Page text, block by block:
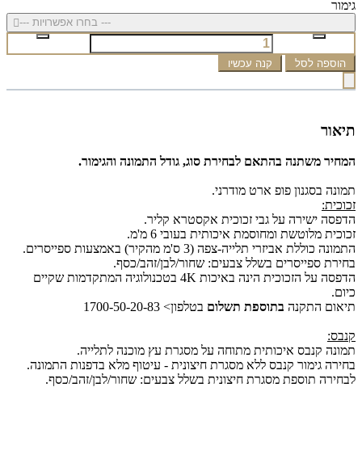
גימור
--- בחרו אפשרויות ---
הוספה לסל קנה עכשיו
תיאור
המחיר משתנה בהתאם לבחירת סוג, גודל התמונה והגימור.
תמונה בסגנון פופ ארט מודרני.
זכוכית:
הדפסה ישירה על גבי זכוכית אקסטרא קליר.
זכוכית מלוטשת ומחוסמת איכותית בעובי 6 מ'מ.
התמונה כוללת אביזרי תלייה-צפה (3 ס'מ מהקיר) באמצעות ספייסרים.
בחירת ספייסרים בשלל צבעים: שחור/לבן/זהב/כסף.
הדפסה על הזכוכית הינה באיכות 4K בטכנולוגיה המתקדמות שקיים
כיום.
תיאום התקנה בתוספת תשלום בטלפון> 1700-50-20-83
קנבס:
תמונה קנבס איכותית מתוחה על מסגרת עץ מוכנה לתלייה.
בחירה גימור קנבס ללא מסגרת חיצונית - עיטוף מלא בדפנות התמונה.
לבחירה תוספת מסגרת חיצונית בשלל צבעים: שחור/לבן/זהב/כסף.